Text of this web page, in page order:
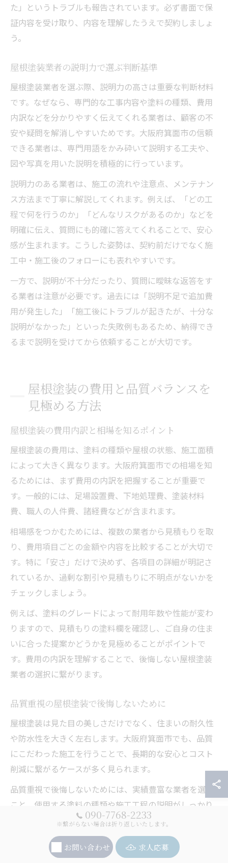
た」というトラブルも報告されています。必ず書面で保
証内容を受け取り、内容を理解したうえで契約しましょ
う。
屋根塗装業者の説明力で選ぶ判断基準
屋根塗装業者を選ぶ際、説明力の高さは重要な判断材料
です。なぜなら、専門的な工事内容や塗料の種類、費用
内訳などを分かりやすく伝えてくれる業者は、顧客の不
安や疑問を解消しやすいためです。大阪府箕面市の信頼
できる業者は、専門用語をかみ砕いて説明する工夫や、
図や写真を用いた説明を積極的に行っています。
説明力のある業者は、施工の流れや注意点、メンテナン
ス方法まで丁寧に解説してくれます。例えば、「どの工
程で何を行うのか」「どんなリスクがあるのか」などを
明確に伝え、質問にも的確に答えてくれることで、安心
感が生まれます。こうした姿勢は、契約前だけでなく施
工中・施工後のフォローにも表れやすいです。
一方で、説明が不十分だったり、質問に曖昧な返答をす
る業者は注意が必要です。過去には「説明不足で追加費
用が発生した」「施工後にトラブルが起きたが、十分な
説明がなかった」といった失敗例もあるため、納得でき
るまで説明を受けてから依頼することが大切です。
屋根塗装の費用と品質バランスを
見極める方法
屋根塗装の費用内訳と相場を知るポイント
屋根塗装の費用は、塗料の種類や屋根の状態、施工面積
によって大きく異なります。大阪府箕面市での相場を知
るためには、まず費用の内訳を把握することが重要で
す。一般的には、足場設置費、下地処理費、塗装材料
費、職人の人件費、諸経費などが含まれます。
相場感をつかむためには、複数の業者から見積もりを取
り、費用項目ごとの金額や内容を比較することが大切で
す。特に「安さ」だけで決めず、各項目の詳細が明記さ
れているか、過剰な割引や見積もりに不明点がないかを
チェックしましょう。
例えば、塗料のグレードによって耐用年数や性能が変わ
りますので、見積もりの塗料欄を確認し、ご自身の住ま
いに合った提案かどうかを見極めることがポイントで
す。費用の内訳を理解することで、後悔しない屋根塗装
業者の選択に繋がります。
品質重視の屋根塗装で後悔しないために
屋根塗装は見た目の美しさだけでなく、住まいの耐久性
や防水性を大きく左右します。大阪府箕面市でも、品質
にこだわった施工を行うことで、長期的な安心とコスト
削減に繋がるケースが多く見られます。
品質重視で後悔しないためには、実績豊富な業者を選ぶ
こと、使用する塗料の種類や施工工程の説明がしっかり
されているかを確認することが重要です。口コミや過去
の施工事例も参考になります。また、アフターフォロー
体制が整っているかも必ず確認しましょう。
090-7768-2233
※繋がらない場合は折り返しいたします。
お問い合わせ 求人応募